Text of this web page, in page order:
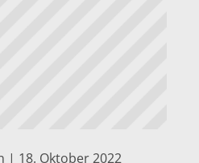
| 18. Oktober 2022